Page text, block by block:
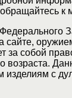
сайте,
за собой
возраста.
с